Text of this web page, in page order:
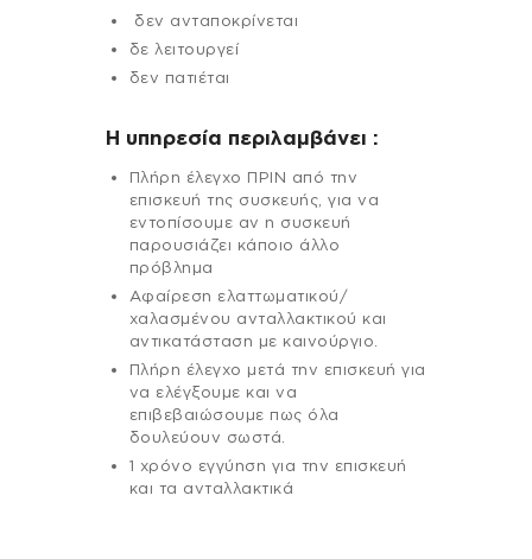
δεν ανταποκρίνεται
δε λειτουργεί
δεν πατιέται
H υπηρεσία περιλαμβάνει :
Πλήρη έλεγχο ΠΡΙΝ από την
επισκευή της συσκευής, για να
εντοπίσουμε αν η συσκευή
παρουσιάζει κάποιο άλλο
πρόβλημα
Αφαίρεση ελαττωματικού/
χαλασμένου ανταλλακτικού και
αντικατάσταση με καινούργιο.
Πλήρη έλεγχο μετά την επισκευή για
να ελέγξουμε και να
επιβεβαιώσουμε πως όλα
δουλεύουν σωστά.
1 χρόνο εγγύηση για την επισκευή
και τα ανταλλακτικά